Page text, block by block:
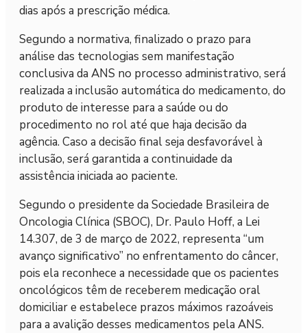
dias após a prescrição médica.
Segundo a normativa, finalizado o prazo para
análise das tecnologias sem manifestação
conclusiva da ANS no processo administrativo, será
realizada a inclusão automática do medicamento, do
produto de interesse para a saúde ou do
procedimento no rol até que haja decisão da
agência. Caso a decisão final seja desfavorável à
inclusão, será garantida a continuidade da
assistência iniciada ao paciente.
Segundo o presidente da Sociedade Brasileira de
Oncologia Clínica (SBOC), Dr. Paulo Hoff, a Lei
14.307, de 3 de março de 2022, representa “um
avanço significativo” no enfrentamento do câncer,
pois ela reconhece a necessidade que os pacientes
oncológicos têm de receberem medicação oral
domiciliar e estabelece prazos máximos razoáveis
para a avalição desses medicamentos pela ANS.